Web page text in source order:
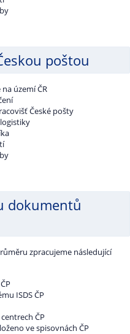
poštou
území ČR
České pošty
dokumentů
zpracujeme následující
ISDS ČP
ČP
ve spisovnách ČP